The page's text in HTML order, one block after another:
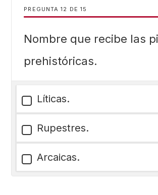
PREGUNTA DE 15
Nombre que recibe las
prehistóricas.
Líticas.
Rupestres.
Arcaicas.